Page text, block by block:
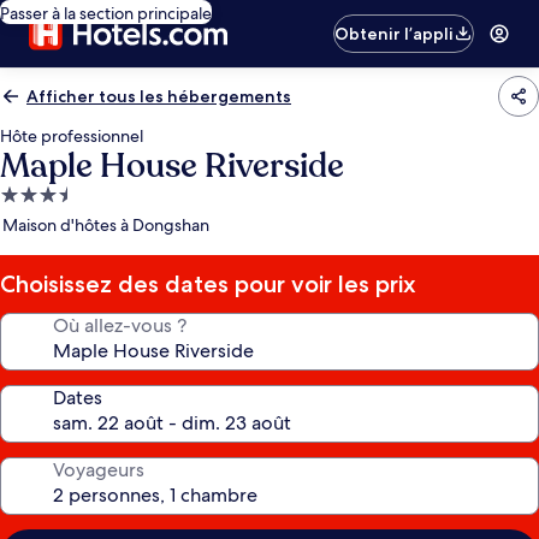
Passer à la section principale
Obtenir l’appli
Afficher tous les hébergements
Hôte professionnel
Maple House Riverside
Hébergement
3.5 étoiles
Maison d'hôtes à Dongshan
Choisissez des dates pour voir les prix
Où allez-vous ?
Dates
Voyageurs